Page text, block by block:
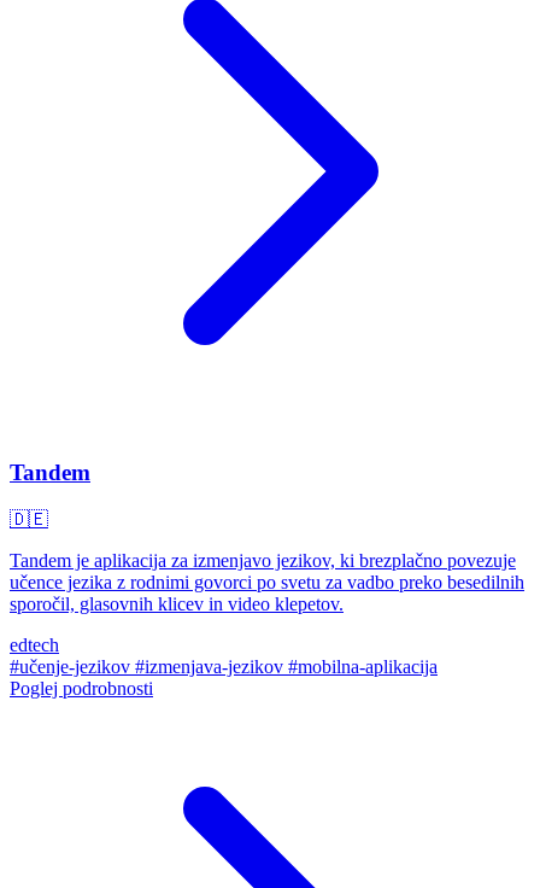
Tandem
🇩🇪
Tandem je aplikacija za izmenjavo jezikov, ki brezplačno povezuje
učence jezika z rodnimi govorci po svetu za vadbo preko besedilnih
sporočil, glasovnih klicev in video klepetov.
edtech
#učenje-jezikov #izmenjava-jezikov #mobilna-aplikacija
Poglej podrobnosti